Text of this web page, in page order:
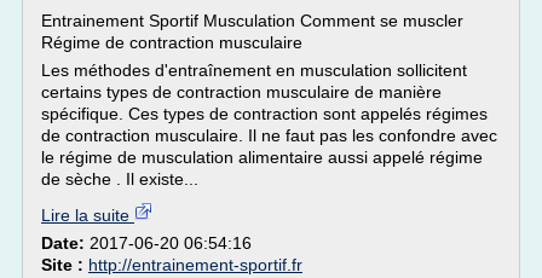
Entrainement Sportif Musculation Comment se muscler
Régime de contraction musculaire
Les méthodes d'entraînement en musculation sollicitent
certains types de contraction musculaire de manière
spécifique. Ces types de contraction sont appelés régimes
de contraction musculaire. Il ne faut pas les confondre avec
le régime de musculation alimentaire aussi appelé régime
de sèche . Il existe...
Lire la suite
Date: 2017-06-20 06:54:16
Site : http://entrainement-sportif.fr